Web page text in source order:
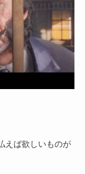
えば欲しいものが